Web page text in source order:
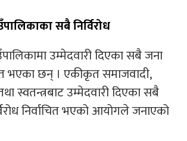
सबै निर्विरोध
उम्मेदवारी दिएका सबै जना
भएका छन् । एकीकृत समाजवादी,
स्वतन्त्रबाट उम्मेदवारी दिएका सबै
निर्वाचित भएको आयोगले जनाएको